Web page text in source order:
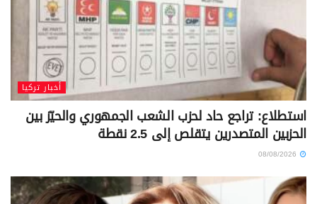
أخبار تركيا
استطلاع: تراجع حاد لحزب الشعب الجمهوري والحيّز بين
الحزبين المتصدرين يتقلص إلى 2.5 نقطة